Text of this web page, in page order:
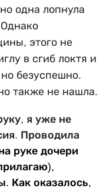
одна лопнула
этого не
в сгиб локтя и
безуспешно.
также не нашла.
я уже не
Проводила
руке дочери
Как оказалось,